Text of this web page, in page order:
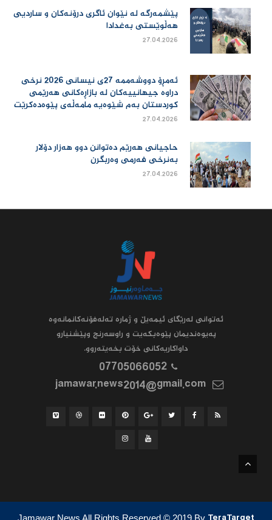
پێشمەرگە لە نێوان ئاگری درۆنەکان و ساردیی
هەڵوێستی بەغدادا
27.04.2026
ئەمڕۆ دووشەممە 27ی نیسانی 2026 نرخی
دراوە جیهانییەكان لە بازاڕەكانی هەرێمی
كوردستان بەم شێوەیە مامەڵەی پێوەدەكرێت
27.04.2026
حاجیانی هەرێم دەتوانن دوو هەزار دۆلار
بەنرخی فەرمی وەربگرن
27.04.2026
ئه‌توانى له‌رێگاى ئیمه‌یڵ و ژماره‌ ته‌له‌فۆنه‌کانمانه‌وه‌
په‌یوه‌ندیمان پێوه‌بکه‌یت و راوسه‌رنج وپێشنیارو
داواکاریه‌کانى خۆت بخه‌یته‌روو.
07705066052
jamawar.news2014@gmail.com
Jamawar News All Rights Reserved © 2019 By